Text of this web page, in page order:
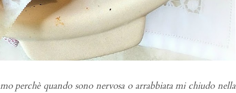
perchè quando sono nervosa o arrabbiata mi chiudo nella